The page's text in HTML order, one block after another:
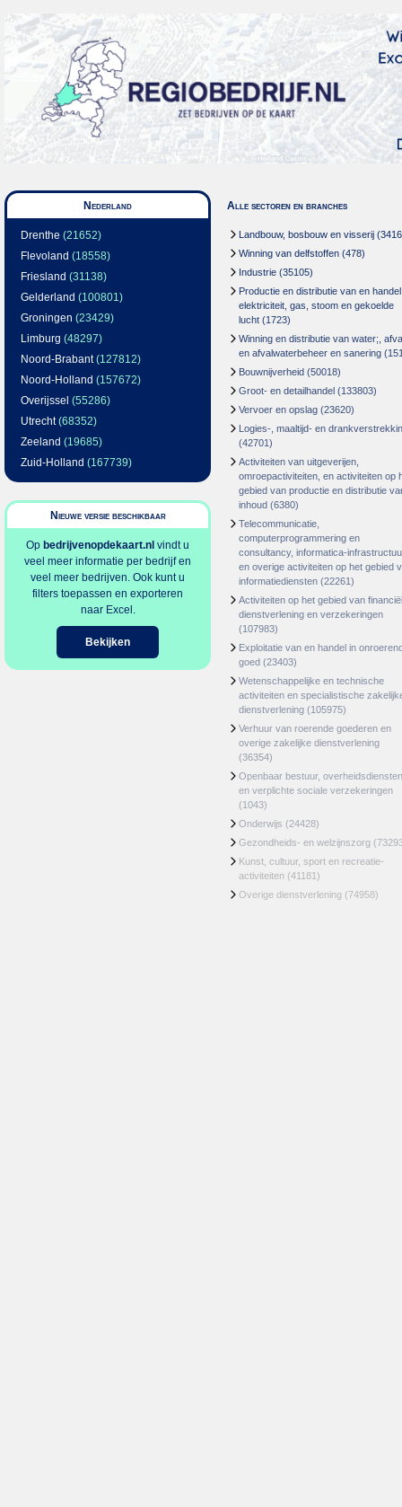
Nederland
Drenthe (21652)
Flevoland (18558)
Friesland (31138)
Gelderland (100801)
Groningen (23429)
Limburg (48297)
Noord-Brabant(127812)
Noord-Holland (157672)
Overijssel (55286)
Utrecht(68352)
Zeeland (19685)
Zuid-Holland (167739)
Nieuwe versie beschikbaar
Op bedrijvenopdekaart.nl vindt u
veel meer informatie per bedrijf en
veel meer bedrijven. Ook kunt u
filters toepassen en exporteren
naar Excel.
Bekijken
Alle sectoren en branches
Landbouw, bosbouw en visserij
Winning van delfstoffen (478)
Industrie (35105)
Productie en distributie van en
elektriciteit, gas, stoom en gekoelde
lucht (1723)
Winning en distributie van water;,
en afvalwaterbeheer en sanering
Bouwnijverheid (50018)
Groot- en detailhandel (133803)
Vervoer en opslag (23620)
Logies-, maaltijd- en
(42701)
Activiteiten van uitgeverijen,
omroepactiviteiten, en activiteiten op
gebied van productie en distributie
inhoud (6380)
Telecommunicatie,
computerprogrammering en
consultancy, informatica-
en overige activiteiten op het gebied
informatiediensten (22261)
Activiteiten op het gebied van
dienstverlening en verzekeringen
(107983)
Exploitatie van en handel in
goed (23403)
Wetenschappelijke en technische
activiteiten en specialistische
dienstverlening (105975)
Verhuur van roerende goederen en
overige zakelijke dienstverlening
(36354)
Openbaar bestuur, overheidsdiensten
en verplichte sociale verzekeringen
(1043)
Onderwijs (24428)
Gezondheids- en welzijnszorg
Kunst, cultuur, sport en recreatie-
activiteiten (41181)
Overige dienstverlening (74958)